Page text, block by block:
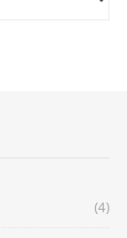
(4)